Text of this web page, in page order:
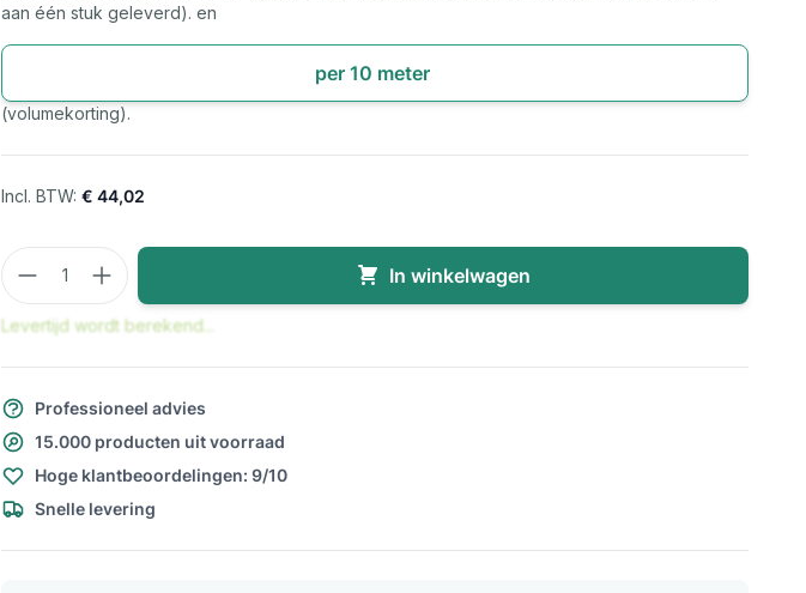
aan één stuk geleverd). en
per 10 meter
(volumekorting).
€ 44,02
Aantal
In winkelwagen
Levertijd wordt berekend...
Professioneel advies
15.000 producten uit voorraad
Hoge klantbeoordelingen: 9/10
Snelle levering